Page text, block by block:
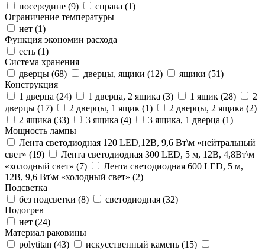
посередине (9) справа (1)
Ограничение температуры
нет (1)
Функция экономии расхода
есть (1)
Система хранения
дверцы (68) дверцы, ящики (12) ящики (51)
Конструкция
1 дверца (24) 1 дверца, 2 ящика (3) 1 ящик (28)
2
дверцы (17) 2 дверцы, 1 ящик (1) 2 дверцы, 2 ящика (2)
2 ящика (33) 3 ящика (4) 3 ящика, 1 дверца (1)
Мощность лампы
Лента светодиодная 120 LED,12В, 9,6 Вт\м «нейтральный
свет» (19)
Лента светодиодная 300 LED, 5 м, 12В, 4,8Вт\м
«холодный свет» (7)
Лента светодиодная 600 LED, 5 м,
12В, 9,6 Вт\м «холодный свет» (2)
Подсветка
без подсветки (8) светодиодная (32)
Подогрев
нет (24)
Материал раковины
polytitan (43) искусственный камень (15)